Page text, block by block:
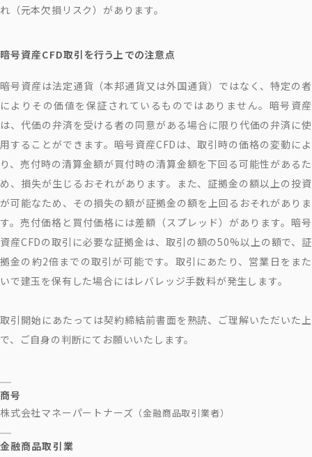
れ（元本欠損リスク）があります。
暗号資産CFD取引を行う上での注意点
暗号資産は法定通貨（本邦通貨又は外国通貨）ではなく、特定の者
によりその価値を保証されているものではありません。暗号資産
は、代価の弁済を受ける者の同意がある場合に限り代価の弁済に使
用することができます。暗号資産CFDは、取引時の価格の変動によ
り、売付時の清算金額が買付時の清算金額を下回る可能性があるた
め、損失が生じるおそれがあります。また、証拠金の額以上の投資
が可能なため、その損失の額が証拠金の額を上回るおそれがありま
す。売付価格と買付価格には差額（スプレッド）があります。暗号
資産CFDの取引に必要な証拠金は、取引の額の50%以上の額で、証
拠金の約2倍までの取引が可能です。取引にあたり、営業日をまた
いで建玉を保有した場合にはレバレッジ手数料が発生します。
取引開始にあたっては契約締結前書面を熟読、ご理解いただいた上
で、ご自身の判断にてお願いいたします。
商号
株式会社マネーパートナーズ （金融商品取引業者）
金融商品取引業